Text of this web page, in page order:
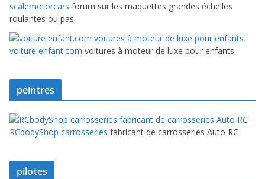
scalemotorcars forum sur les maquettes grandes échelles
roulantes ou pas
voiture enfant.com voitures à moteur de luxe pour enfants
peintres
RCbodyShop carrosseries fabricant de carrosseries Auto RC
pilotes